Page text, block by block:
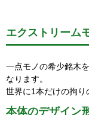
エクストリーム
一点モノの希少銘木
なります。
世界に1本だけの拘り
本体のデザイン